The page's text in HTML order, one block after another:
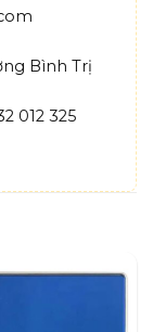
Bình Trị
012 325